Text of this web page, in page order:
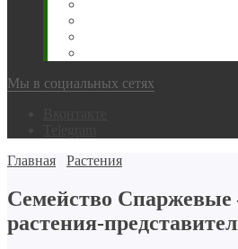
Мы в социальных сетях
Главная
Растения
Семейство
растения-